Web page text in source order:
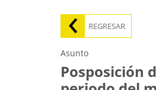
REGRESAR
Asunto
Posposición